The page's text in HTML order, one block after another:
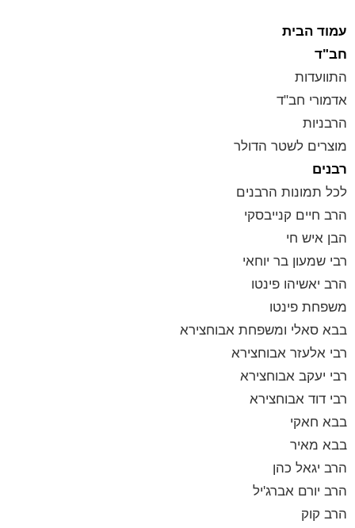
עמוד הבית
חב"ד
התוועדות
אדמורי חב"ד
הרבניות
מוצרים לשטר הדולר
רבנים
לכל תמונות הרבנים
הרב חיים קנייבסקי
הבן איש חי
רבי שמעון בר יוחאי
הרב יאשיהו פינטו
משפחת פינטו
בבא סאלי ומשפחת אבוחצירא
רבי אלעזר אבוחצירא
רבי יעקב אבוחצירא
רבי דוד אבוחצירא
בבא חאקי
בבא מאיר
הרב יגאל כהן
הרב יורם אברג'יל
הרב קוק